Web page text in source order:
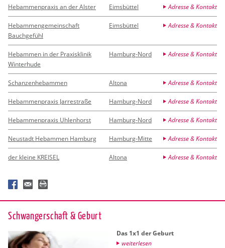
Hebammenpraxis an der Alster Eimsbüttel Adresse & Kontakt
Hebammengemeinschaft
Bauchgefühl
Eimsbüttel Adresse & Kontakt
Hebammen in der Praxisklinik
Winterhude
Hamburg-Nord Adresse & Kontakt
Schanzenhebammen Altona Adresse & Kontakt
Hebammenpraxis Jarrestraße Hamburg-Nord Adresse & Kontakt
Hebammenpraxis Uhlenhorst Hamburg-Nord Adresse & Kontakt
Neustadt Hebammen Hamburg Hamburg-Mitte Adresse & Kontakt
der kleine KREISEL Altona Adresse & Kontakt
Schwan­ger­schaft & Ge­burt
Das 1x1 der Ge­burt
wei­ter­le­sen